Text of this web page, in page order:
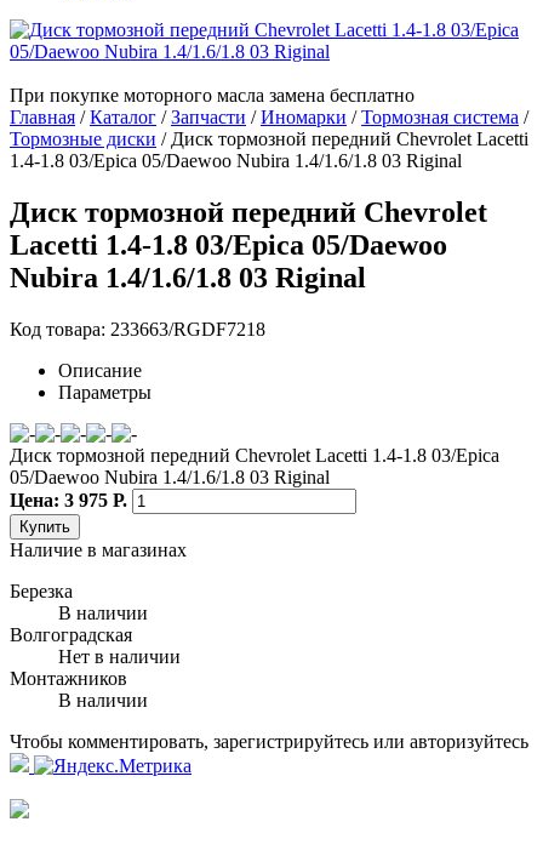
При покупке моторного масла замена бесплатно
Главная /Каталог /Запчасти /Иномарки /Тормозная система /
Тормозные диски / Диск тормозной передний Chevrolet Lacetti
1.4-1.8 03/Epica 05/Daewoo Nubira 1.4/1.6/1.8 03 Riginal
Диск тормозной передний Chevrolet
Lacetti 1.4-1.8 03/Epica 05/Daewoo
Nubira 1.4/1.6/1.8 03 Riginal
Код товара: 233663/RGDF7218
Описание
Параметры
Диск тормозной передний Chevrolet Lacetti 1.4-1.8 03/Epica
05/Daewoo Nubira 1.4/1.6/1.8 03 Riginal
Цена: 3 975 Р.
Купить
Наличие в магазинах
Березка
В наличии
Волгоградская
Нет в наличии
Монтажников
В наличии
Чтобы комментировать, зарегистрируйтесь или авторизуйтесь